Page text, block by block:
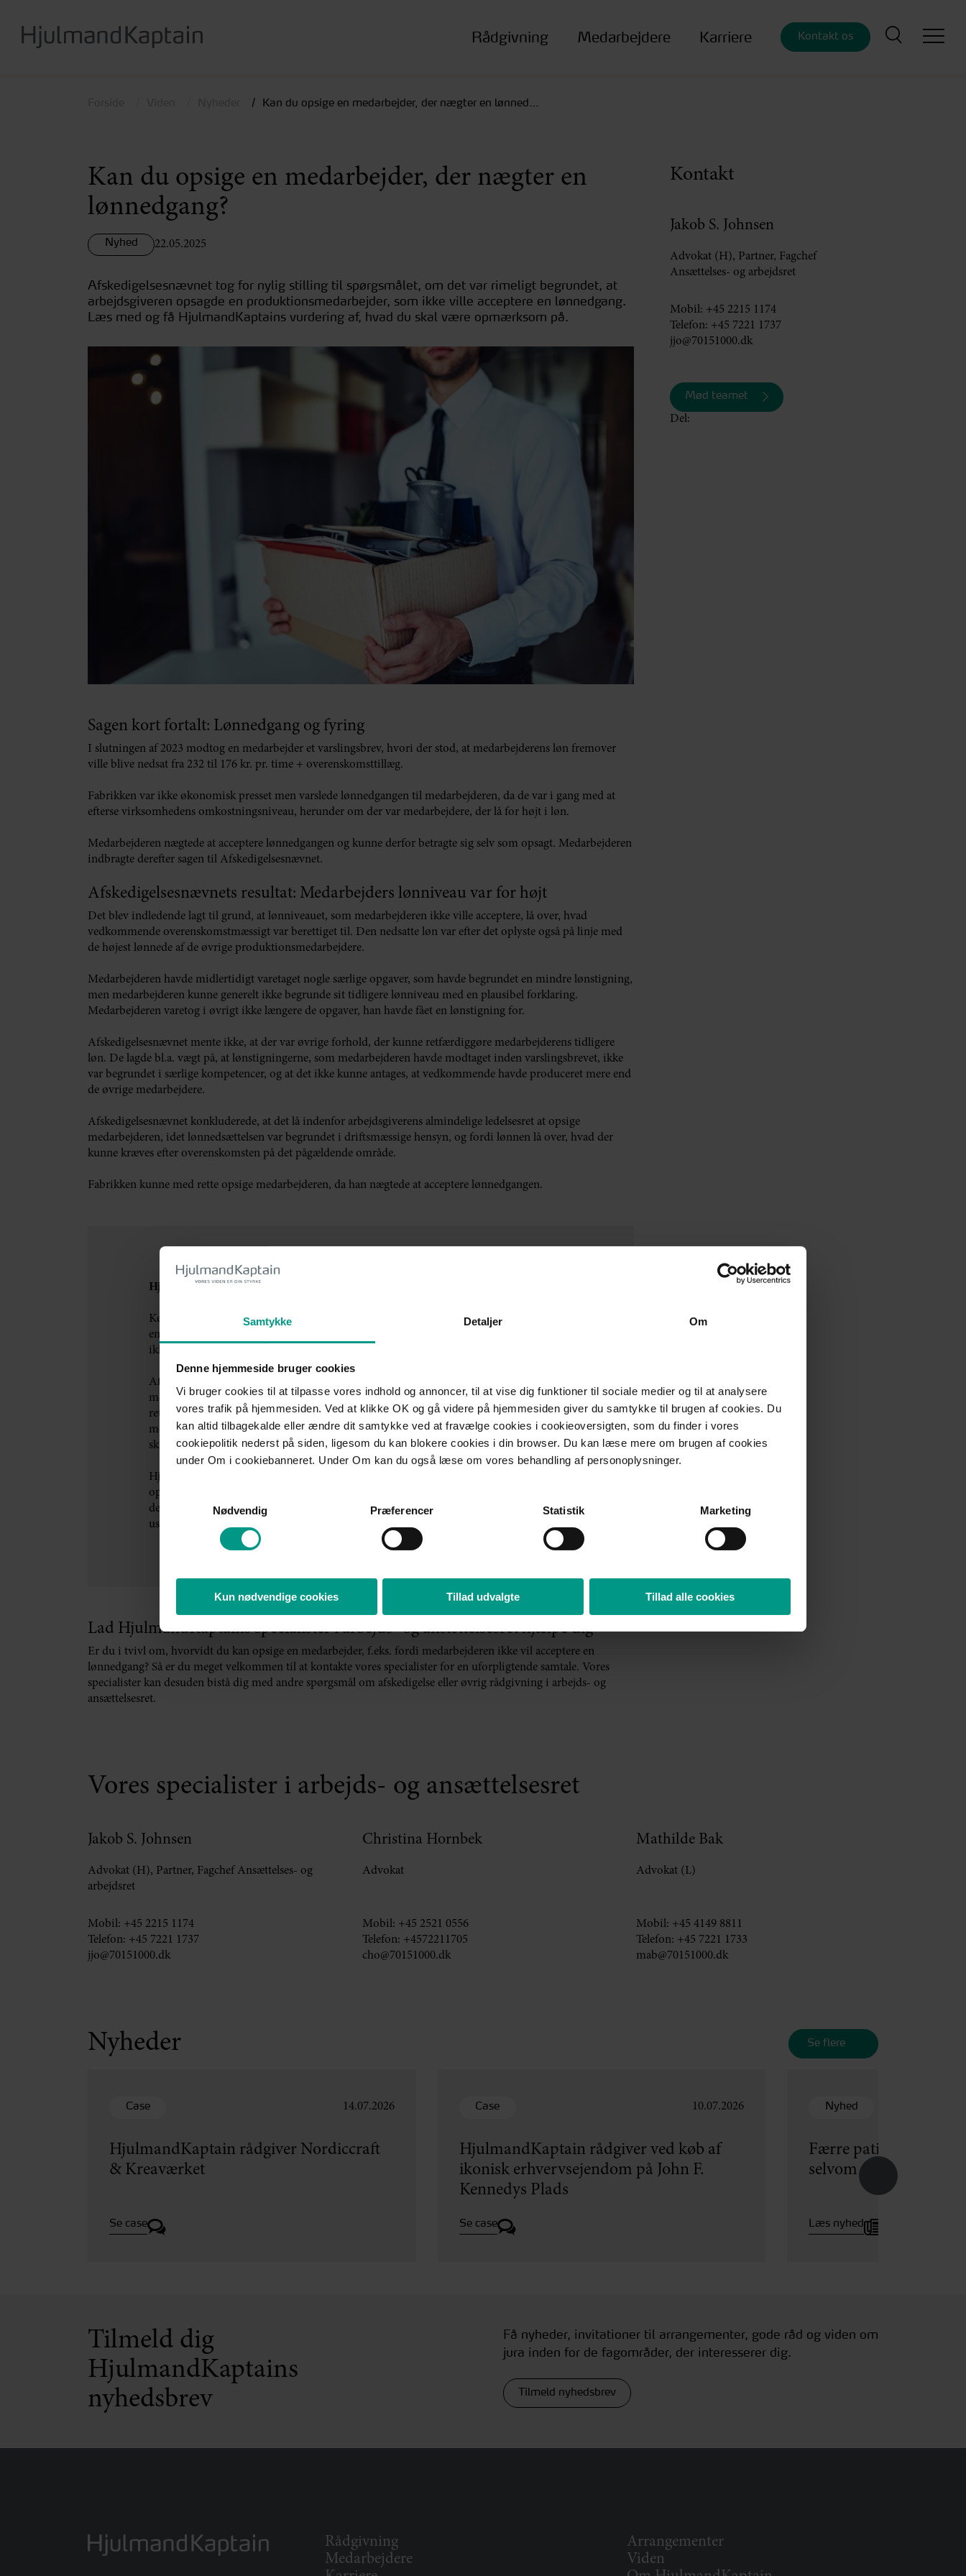
Samtykke Detaljer Om
Denne hjemmeside bruger cookies
Vi bruger cookies til at tilpasse vores indhold og annoncer, til at vise dig funktioner til sociale medier og til at analysere
vores trafik på hjemmesiden. Ved at klikke OK og gå videre på hjemmesiden giver du samtykke til brugen af cookies. Du
kan altid tilbagekalde eller ændre dit samtykke ved at fravælge cookies i cookieoversigten, som du finder i vores
cookiepolitik nederst på siden, ligesom du kan blokere cookies i din browser. Du kan læse mere om brugen af cookies
under Om i cookiebanneret. Under Om kan du også læse om vores behandling af personoplysninger.
Samtykkevalg
Nødvendig
Præferencer Statistik Marketing
Kun nødvendige cookies Tillad udvalgte Tillad alle cookies
hovedindhold
Rådgivning Medarbejdere Karriere Kontakt os
Kan du opsige en medarbejder, der nægter en lønned…
Kan du opsige en medarbejder, der nægter en
lønnedgang?
Nyhed 22.05.2025
Afskedigelsesnævnet tog for nylig stilling til spørgsmålet, om det var rimeligt begrundet, at
arbejdsgiveren opsagde en produktionsmedarbejder, som ikke ville acceptere en lønnedgang.
Læs med og få HjulmandKaptains vurdering af, hvad du skal være opmærksom på.
Sagen kort fortalt: Lønnedgang og fyring
I slutningen af 2023 modtog en medarbejder et varslingsbrev, hvori der stod, at medarbejderens løn fremover
ville blive nedsat fra 232 til 176 kr. pr. time + overenskomsttillæg.
Fabrikken var ikke økonomisk presset men varslede lønnedgangen til medarbejderen, da de var i gang med at
efterse virksomhedens omkostningsniveau, herunder om der var medarbejdere, der lå for højt i løn.
Medarbejderen nægtede at acceptere lønnedgangen og kunne derfor betragte sig selv som opsagt. Medarbejderen
indbragte derefter sagen til Afskedigelsesnævnet.
Afskedigelsesnævnets resultat: Medarbejders lønniveau var for højt
Det blev indledende lagt til grund, at lønniveauet, som medarbejderen ikke ville acceptere, lå over, hvad
vedkommende overenskomstmæssigt var berettiget til. Den nedsatte løn var efter det oplyste også på linje med
de højest lønnede af de øvrige produktionsmedarbejdere.
Medarbejderen havde midlertidigt varetaget nogle særlige opgaver, som havde begrundet en mindre lønstigning,
men medarbejderen kunne generelt ikke begrunde sit tidligere lønniveau med en plausibel forklaring.
Medarbejderen varetog i øvrigt ikke længere de opgaver, han havde fået en lønstigning for.
Afskedigelsesnævnet mente ikke, at der var øvrige forhold, der kunne retfærdiggøre medarbejderens tidligere
løn. De lagde bl.a. vægt på, at lønstigningerne, som medarbejderen havde modtaget inden varslingsbrevet, ikke
var begrundet i særlige kompetencer, og at det ikke kunne antages, at vedkommende havde produceret mere end
de øvrige medarbejdere.
Afskedigelsesnævnet konkluderede, at det lå indenfor arbejdsgiverens almindelige ledelsesret at opsige
medarbejderen, idet lønnedsættelsen var begrundet i driftsmæssige hensyn, og fordi lønnen lå over, hvad der
kunne kræves efter overenskomsten på det pågældende område.
Fabrikken kunne med rette opsige medarbejderen, da han nægtede at acceptere lønnedgangen.
HjulmandKaptains vurdering: Det betyder sagen for dig som arbejdsgiver
Kendelsen viser, at det kan være sagligt at opsige en medarbejder, der ikke vil acceptere
en lønnedgang, hvis opsigelsen er begrundet i virksomhedens økonomiske forhold og
ikke er vilkårlig.
Afskedigelsesnævnets afgørelse fastslår, at det er sagligt at begrunde nedgang i en
medarbejders løn med ”virksomhedens økonomiske forhold” idet virksomheden har
ret til at efterse omkostningsniveauet med henblik på at foretage ændringer, hvis nogle
medarbejdere ligger for højt i løn. Det var i denne sag ikke et krav, at virksomheden
skulle være økonomisk presset.
HjulmandKaptain anbefaler dog, at du søger rådgivning, før du som arbejdsgiver
opsiger dine medarbejdere som følge af, at disse ikke vil acceptere en lønnedgang, da
det vil bero på en konkret vurdering, om en opsigelse er saglig. Hvis opsigelsen er
usaglig, kan du risikere at skulle betale en godtgørelse.
Lad HjulmandKaptains specialister i arbejds- og ansættelsesret hjælpe dig
Er du i tvivl om, hvorvidt du kan opsige en medarbejder, f.eks. fordi medarbejderen ikke vil acceptere en
lønnedgang? Så er du meget velkommen til at kontakte vores specialister for en uforpligtende samtale. Vores
specialister kan desuden bistå dig med andre spørgsmål om afskedigelse eller øvrig rådgivning i arbejds- og
ansættelsesret.
Kontakt
Jakob S. Johnsen
Advokat (H), Partner, Fagchef
Ansættelses- og arbejdsret
Mobil: +45 2215 1174
Telefon: +45 7221 1737
jjo@70151000.dk
Mød teamet
Del:
Vores specialister i arbejds- og ansættelsesret
Jakob S. Johnsen
Advokat (H), Partner, Fagchef Ansættelses- og
arbejdsret
Mobil: +45 2215 1174
Telefon: +45 7221 1737
jjo@70151000.dk
Christina Hornbek
Advokat
Mobil: +45 2521 0556
Telefon: +4572211705
cho@70151000.dk
Mathilde Bak
Advokat (L)
Mobil: +45 4149 8811
Telefon: +45 7221 1733
mab@70151000.dk
Nyheder Se flere
Case 14.07.2026
HjulmandKaptain rådgiver Nordiccraft
& Kreaværket
Se case
Case 10.07.2026
HjulmandKaptain rådgiver ved køb af
ikonisk erhvervsejendom på John F.
Kennedys Plads
Se case
Nyhed
Færre patienter får
selvom flere søger
Læs nyhed
Tilmeld dig
HjulmandKaptains
nyhedsbrev
Få nyheder, invitationer til arrangementer, gode råd og viden om
jura inden for de fagområder, der interesserer dig.
Tilmeld nyhedsbrev
Rådgivning
Medarbejdere
Arrangementer
Viden